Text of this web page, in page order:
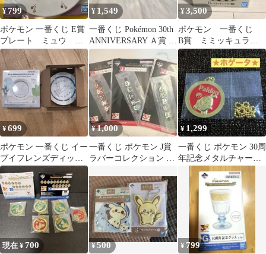
¥799
ポケモン 一番くじ E賞
プレート ミュウ プ
リン ガラルボニータ
¥ 1,549
一番くじ Pokémon 30th
ANNIVERSARY Ａ賞 万
年カレンダー
¥3,500
ポケモン 一番くじ
B賞 ミミッキュライ
ト
¥699
ポケモン 一番くじ イー
ブイフレンズディッシ
ュコレクション
¥1,000
一番くじ ポケモン J賞
ラバーコレクション 3
¥ 1,299
一番くじ ポケモン 30周
年記念メタルチャーム
ホゲータ
現在 ¥700 ¥500 ¥ 799